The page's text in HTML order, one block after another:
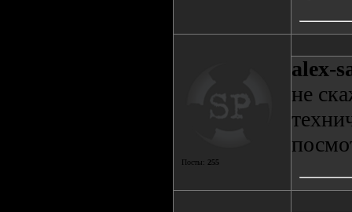
Посты: 255
alex-
не